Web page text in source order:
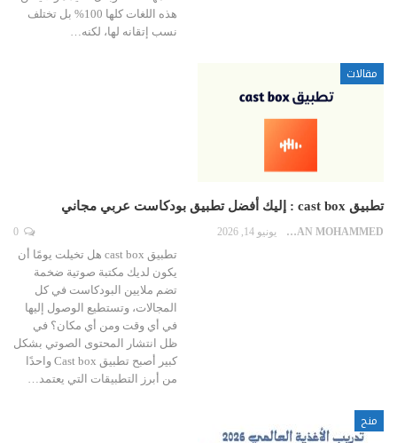
هذه اللغات كلها 100% بل تختلف
نسب إتقانه لها، لكنه…
مقالات
تطبيق cast box : إليك أفضل تطبيق بودكاست عربي مجاني
EMAN MOHAMMED يونيو 14, 2026
تطبيق cast box هل تخيلت يومًا أن
يكون لديك مكتبة صوتية ضخمة
تضم ملايين البودكاست في كل
المجالات، وتستطيع الوصول إليها
في أي وقت ومن أي مكان؟ في
ظل انتشار المحتوى الصوتي بشكل
كبير أصبح تطبيق Cast box واحدًا
من أبرز التطبيقات التي يعتمد…
منح